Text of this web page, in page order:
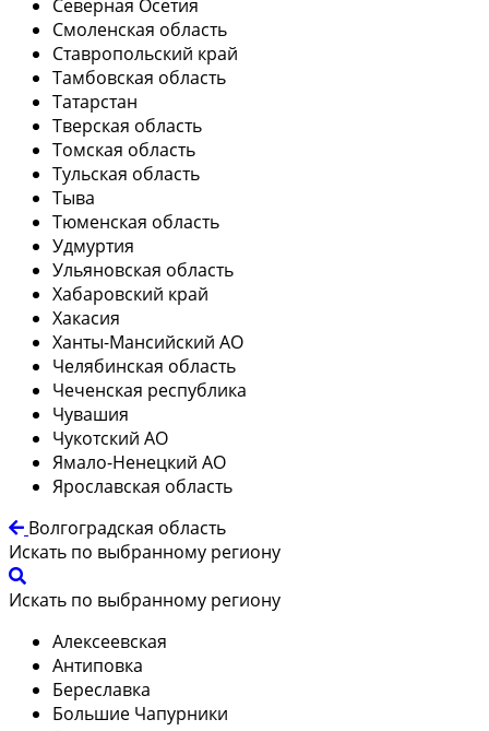
Северная Осетия
Смоленская область
Ставропольский край
Тамбовская область
Татарстан
Тверская область
Томская область
Тульская область
Тыва
Тюменская область
Удмуртия
Ульяновская область
Хабаровский край
Хакасия
Ханты-Мансийский АО
Челябинская область
Чеченская республика
Чувашия
Чукотский АО
Ямало-Ненецкий АО
Ярославская область
Волгоградская область
Искать по выбранному региону
Искать по выбранному региону
Алексеевская
Антиповка
Береславка
Большие Чапурники